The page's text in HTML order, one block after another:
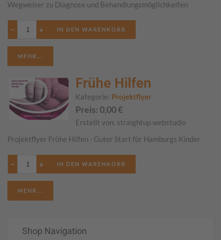
Wegweiser zu Diagnose und Behandlungsmöglichkeiten
− +
MEHR...
Frühe Hilfen
Kategorie: Projektflyer
Preis: 0,00€
Erstellt von: straightup webstudio
Projektflyer Frühe Hilfen - Guter Start für Hamburgs Kinder
− +
MEHR...
Shop Navigation